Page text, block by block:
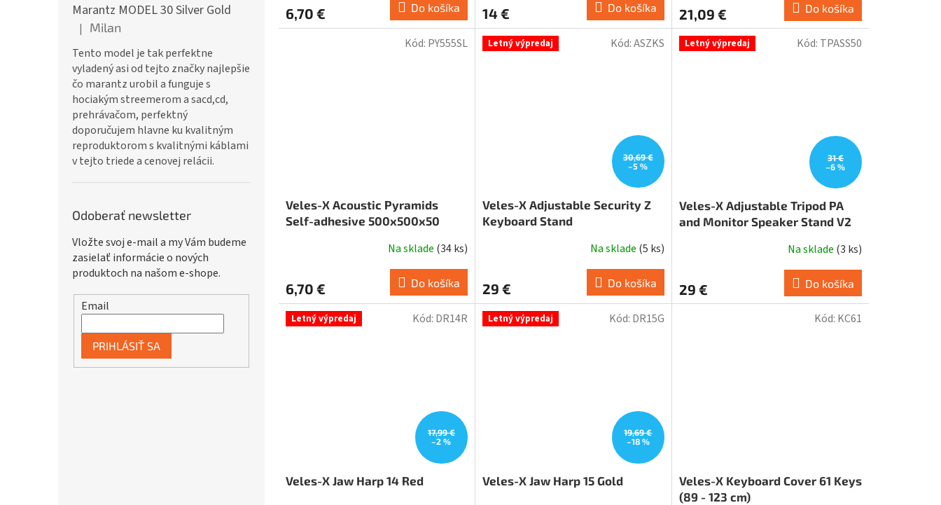
Marantz MODEL 30 Silver Gold
Hodnotenie produktu je 5 z 5 hviezdičiek.
| Milan
Tento model je tak perfektne
vyladený asi od tejto značky najlepšie
čo marantz urobil a funguje s
hociakým streemerom a sacd,cd,
prehrávačom, perfektný
doporučujem hlavne ku kvalitným
reproduktorom s kvalitnými káblami
v tejto triede a cenovej relácii.
Odoberať newsletter
Vložte svoj e-mail a my Vám budeme
zasielať informácie o nových
produktoch na našom e-shope.
Email
PRIHLÁSIŤ SA
6,70 € Do košíka 14 € Do košíka 21,09 € Do košíka
Veles-X Acoustic Pyramids
Self-adhesive 500x500x50
Na sklade (34 ks)
6,70 € Do košíka
Kód: PY555SL Letný výpredaj
30,69 €
–5 %
Veles-X Adjustable Security Z
Keyboard Stand
Na sklade (5 ks)
29 € Do košíka
Kód:ASZKS Letný výpredaj
31 €
–6 %
Veles-X Adjustable Tripod PA
and Monitor Speaker Stand V2
Na sklade (3 ks)
29 € Do košíka
Kód: TPASS50
Letný výpredaj
17,99 €
–2 %
Veles-X Jaw Harp 14 Red
Kód: DR14R Letný výpredaj
19,69 €
–18 %
Veles-X Jaw Harp 15 Gold
Kód: DR15G
Veles-X Keyboard Cover 61 Keys
(89 - 123 cm)
Kód: KC61